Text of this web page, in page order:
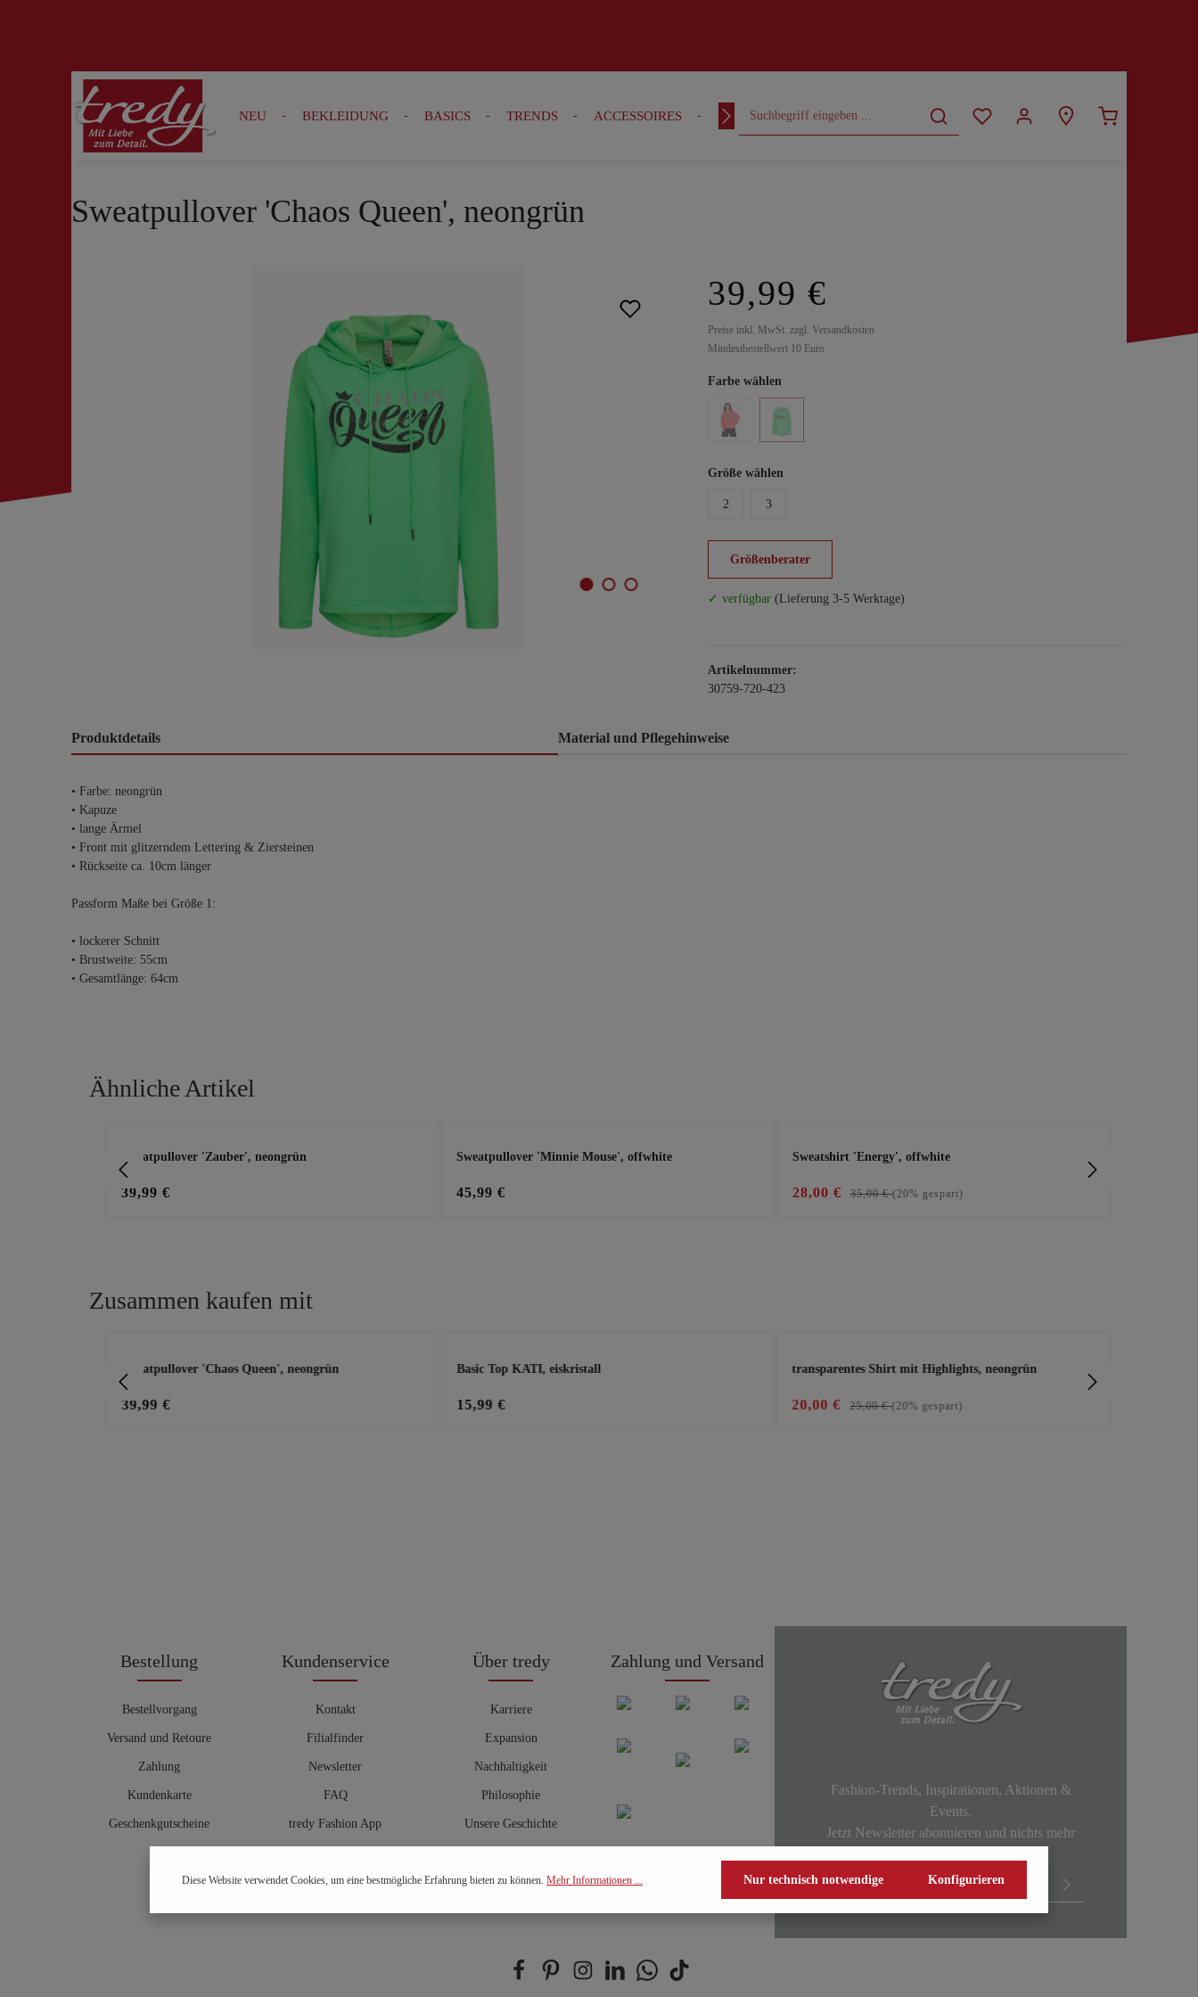
Zur Suche springen Zur Hauptnavigation springen
NEU BEKLEIDUNG BASICS TRENDS ACCESSOIRES OUTFITS CURVY
Sweatpullover 'Chaos Queen', neongrün
39,99 €
Preise inkl. MwSt. zzgl. Versandkosten
Mindestbestellwert 10 Euro
Farbe wählen
Größe wählen
2 3
Größenberater
✓ verfügbar (Lieferung 3-5 Werktage)
Artikelnummer:
30759-720-423
Produktdetails Material und Pflegehinweise
• Farbe: neongrün
• Kapuze
• lange Ärmel
• Front mit glitzerndem Lettering & Ziersteinen
• Rückseite ca. 10cm länger
Passform Maße bei Größe 1:
• lockerer Schnitt
• Brustweite: 55cm
• Gesamtlänge: 64cm
Ähnliche Artikel
Sweatpullover 'Zauber', neongrün
39,99 €
Sweatpullover 'Minnie Mouse', offwhite
45,99 €
Sweatshirt 'Energy', offwhite
28,00 € 35,00 €(20% gespart)
Zusammen kaufen mit
Sweatpullover 'Chaos Queen', neongrün
39,99 €
Basic Top KATI, eiskristall
15,99 €
transparentes Shirt mit Highlights, neongrün
20,00 € 25,00 €(20% gespart)
Bestellung
Bestellvorgang
Versand und Retoure
Zahlung
Kundenkarte
Geschenkgutscheine
Kundenservice
Kontakt
Filialfinder
Newsletter
FAQ
tredy Fashion App
Hosenberater
Über tredy
Karriere
Expansion
Nachhaltigkeit
Philosophie
Unsere Geschichte
Zahlung und Versand
Fashion-Trends, Inspirationen, Aktionen &
Events.
Jetzt Newsletter abonnieren und nichts mehr
Diese Website verwendet Cookies, um eine bestmögliche Erfahrung bieten zu können. Mehr Informationen ... Nur technisch notwendige Konfigurieren